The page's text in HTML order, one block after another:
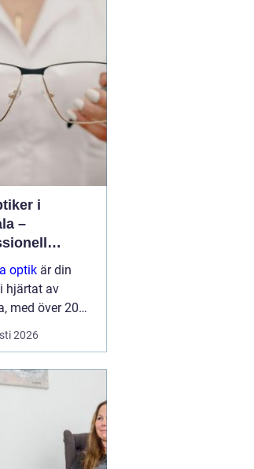
med språk,
skrivning
Många
i
–
nära dig
optik är din
hjärtat av
med över 20
av att
i
ett brett
2026